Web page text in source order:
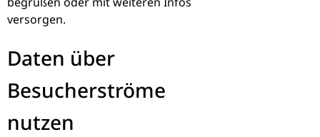
versorgen.
Daten über
Besucherströme
nutzen